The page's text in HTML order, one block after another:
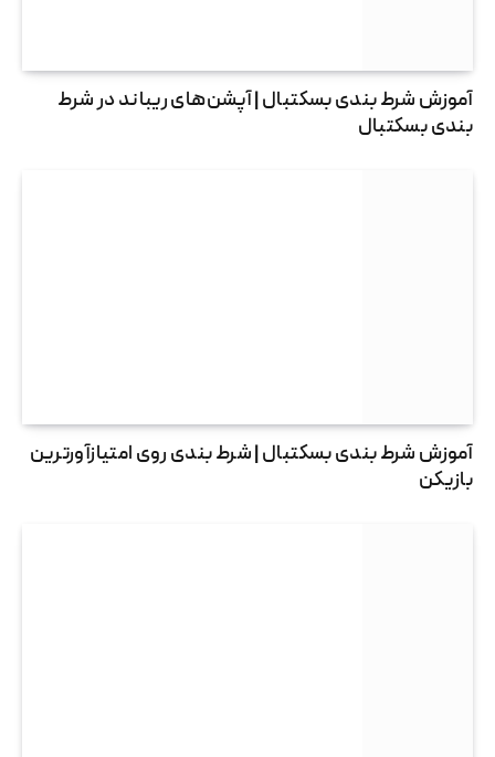
آموزش شرط بندی بسکتبال | آپشن‌های ریباند در شرط
بندی بسکتبال
آموزش شرط بندی بسکتبال | شرط بندی روی امتیازآورترین
بازیکن